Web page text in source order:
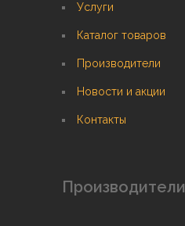
Услуги
Каталог товаров
Производители
Новости и акции
Контакты
Производители